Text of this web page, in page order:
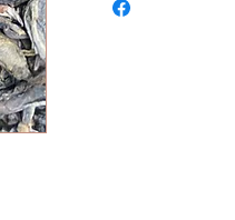
également en